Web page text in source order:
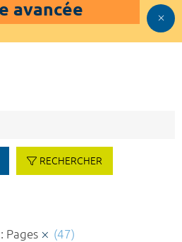
avancée
RECHERCHER
Pages
(47)